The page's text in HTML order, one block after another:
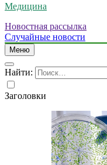
Медицина
Новостная рассылка
Случайные новости
Меню
Найти:
Заголовки